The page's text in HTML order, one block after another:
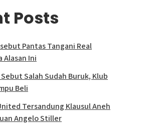
Posts
Pantas Tangani Real
Alasan Ini
Salah Sudah Buruk, Klub
Beli
Tersandung Klausul Aneh
Angelo Stiller